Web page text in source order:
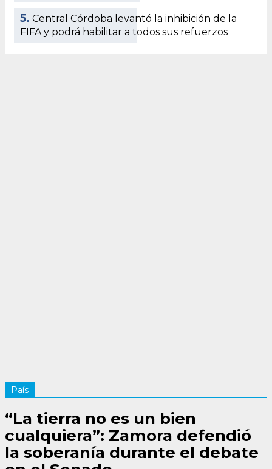
5. Central Córdoba levantó la inhibición de la
FIFA y podrá habilitar a todos sus refuerzos